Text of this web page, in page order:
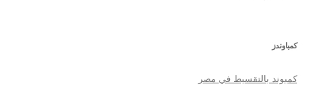
كمباوندز
كمبوند بالتقسيط في مصر